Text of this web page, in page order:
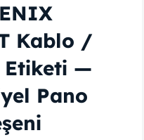
Kablo /
Etiketi —
Pano